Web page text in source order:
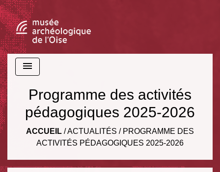
menu
Programme des activités
pédagogiques 2025-2026
ACCUEIL /ACTUALITÉS / PROGRAMME DES
ACTIVITÉS PÉDAGOGIQUES 2025-2026